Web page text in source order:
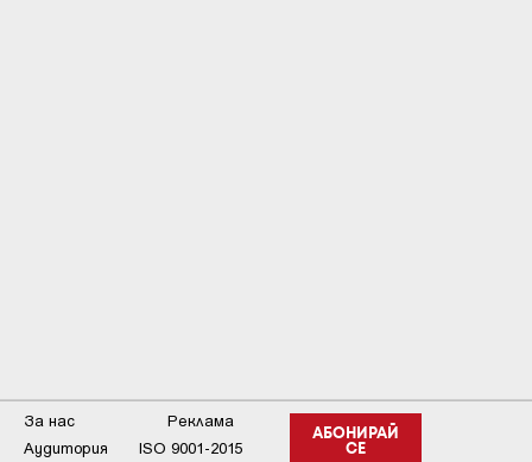
АБОНИРАЙ
СЕ
За нас
Реклама
Аудитория
ISO 9001-2015